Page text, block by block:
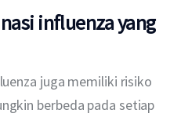
influenza yang
juga memiliki risiko
berbeda pada setiap